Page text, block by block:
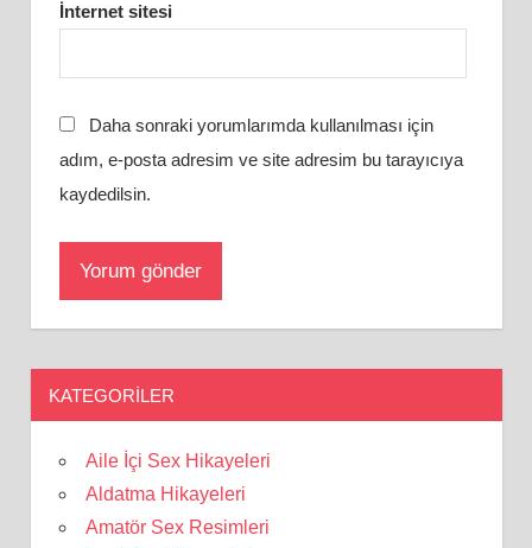
İnternet sitesi
Daha sonraki yorumlarımda kullanılması için
adım, e-posta adresim ve site adresim bu tarayıcıya
kaydedilsin.
KATEGORILER
Aile İçi Sex Hikayeleri
Aldatma Hikayeleri
Amatör Sex Resimleri